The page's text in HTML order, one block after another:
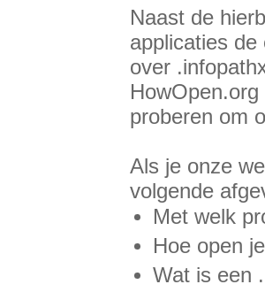
Naast de
applicaties
over
proberen om
Als je onze
volgende
Met welk
Hoe open
Wat is een